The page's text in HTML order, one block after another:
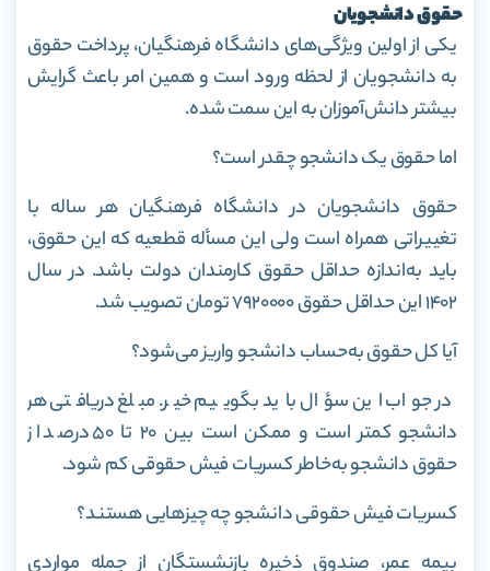
حقوق دانشجویان
یکی از اولین ویژگی‌های دانشگاه فرهنگیان، پرداخت حقوق
به دانشجویان از لحظه ورود است و همین امر باعث گرایش
بیشتر دانش‌آموزان به این سمت شده.
اما حقوق یک دانشجو چقدر است؟
حقوق دانشجویان در دانشگاه فرهنگیان هر ساله با
تغییراتی همراه است ولی این مسأله قطعیه که این حقوق،
باید به‌اندازه حداقل حقوق کارمندان دولت باشد. در سال
۱۴۰۲ این حداقل حقوق ۷۹۲۰۰۰۰ تومان تصویب شد.
آیا کل حقوق به‌حساب دانشجو واریز می‌شود؟
در جواب این سؤال باید بگوییم خیر. مبلغ دریافتی هر
دانشجو کمتر است و ممکن است بین ۲۰ تا ۵۰ درصد از
حقوق دانشجو به‌خاطر کسریات فیش حقوقی کم شود.
کسریات فیش حقوقی دانشجو چه چیز‌هایی هستند؟
بیمه عمر، صندوق ذخیره بازنشستگان از جمله مواردی